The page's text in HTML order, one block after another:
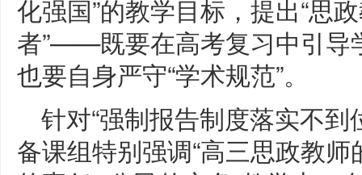
化强国”的教学目标，提出“思
者”——既要在高考复习中引导
也要自身严守“学术规范”。
针对“强制报告制度落实不
备课组特别强调“高三思政教